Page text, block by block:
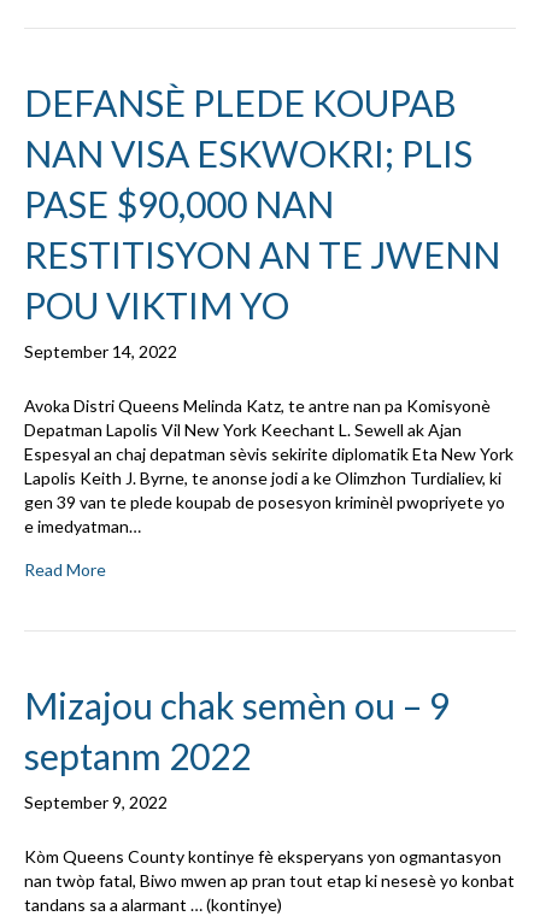
DEFANSÈ PLEDE KOUPAB
NAN VISA ESKWOKRI; PLIS
PASE $90,000 NAN
RESTITISYON AN TE JWENN
POU VIKTIM YO
September 14, 2022
Avoka Distri Queens Melinda Katz, te antre nan pa Komisyonè
Depatman Lapolis Vil New York Keechant L. Sewell ak Ajan
Espesyal an chaj depatman sèvis sekirite diplomatik Eta New York
Lapolis Keith J. Byrne, te anonse jodi a ke Olimzhon Turdialiev, ki
gen 39 van te plede koupab de posesyon kriminèl pwopriyete yo
e imedyatman…
Read More
Mizajou chak semèn ou – 9
septanm 2022
September 9, 2022
Kòm Queens County kontinye fè eksperyans yon ogmantasyon
nan twòp fatal, Biwo mwen ap pran tout etap ki nesesè yo konbat
tandans sa a alarmant … (kontinye)